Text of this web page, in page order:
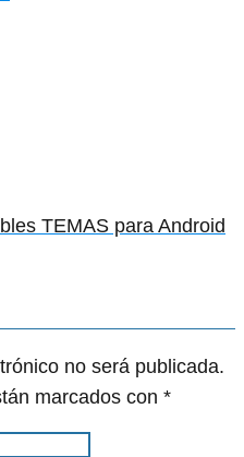
TEMAS para Android
no será publicada.
marcados con *